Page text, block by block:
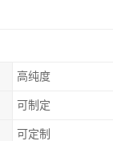
高纯度
可制定
可定制